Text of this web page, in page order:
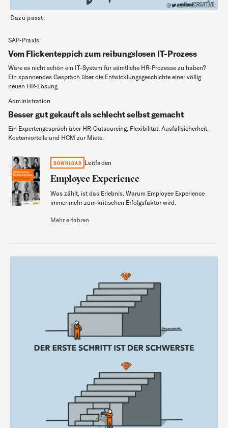
Dazu passt:
SAP-Praxis
Vom Flickenteppich zum reibungslosen IT-Prozess
Wäre es nicht schön ein IT-System für sämtliche HR-Prozesse zu haben?
Ein spannendes Gespräch über die Entwicklungsgeschichte einer völlig
neuen HR-Lösung
Administration
Besser gut gekauft als schlecht selbst gemacht
Ein Expertengespräch über HR-Outsourcing, Flexibilität, Ausfallsicherheit,
Kostenvorteile und HCM zur Miete.
Leitfaden
Employee Experience DOWNLOAD Leitfaden
Employee Experience
Was zählt, ist das Erlebnis. Warum Employee Experience
immer mehr zum kritischen Erfolgsfaktor wird.
Mehr erfahren